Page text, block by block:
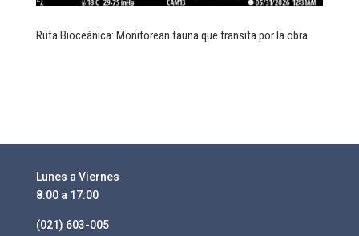
Ruta Bioceánica: Monitorean fauna que transita por la obra
Lunes a Viernes
8:00 a 17:00
(021) 603-005